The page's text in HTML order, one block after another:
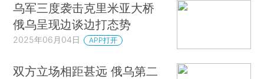
乌军三度袭击克里米亚大桥
俄乌呈现边谈边打态势
2025年06月04日 APP打开
双方立场相距甚远 俄乌第二